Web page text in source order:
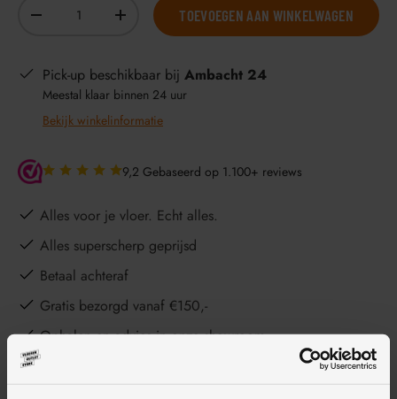
-
+ TOEVOEGEN AAN WINKELWAGEN
Pick-up beschikbaar bij Ambacht 24
Meestal klaar binnen 24 uur
Bekijk winkelinformatie
9,2 Gebaseerd op 1.100+ reviews
Alles voor je vloer. Echt alles.
Alles superscherp geprijsd
Betaal achteraf
Gratis bezorgd vanaf €150,-
Ophalen en advies in onze showroom